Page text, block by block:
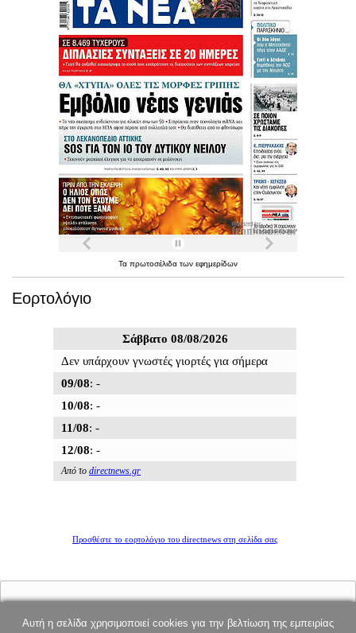
Τα πρωτοσέλιδα των εφημερίδων
Εορτολόγιο
Αυτή η σελίδα χρησιμοποιεί cookies για την βελτίωση της εμπειρίας